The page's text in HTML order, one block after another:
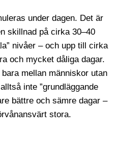
under dagen. Det är
skillnad på cirka 30–40
nivåer – och upp till cirka
och mycket dåliga dagar.
mellan människor utan
inte ”grundläggande
bättre och sämre dagar –
stora.